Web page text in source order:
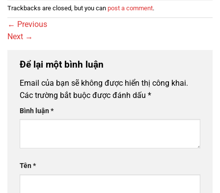
Trackbacks are closed, but you can post a comment.
← Previous
Next →
Để lại một bình luận
Email của bạn sẽ không được hiển thị công khai.
Các trường bắt buộc được đánh dấu *
Bình luận*
Tên*